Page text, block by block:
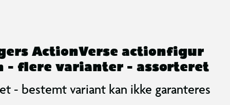
ActionVerse actionfigur
- flere varianter - assorteret
- bestemt variant kan ikke garanteres